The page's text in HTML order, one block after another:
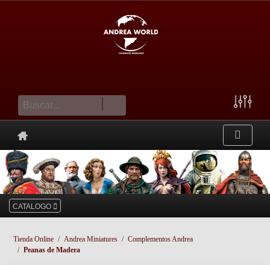
cesta
CATALOGO
Tienda Online Andrea Miniatures
Complementos Andrea
Peanas de Madera